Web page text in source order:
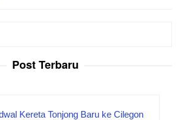
Post Terbaru
Kereta Tonjong Baru ke Cilegon